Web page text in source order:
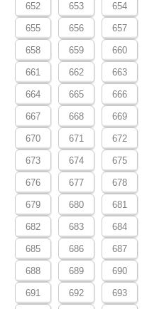
652 653 654
655 656 657
658 659 660
661 662 663
664 665 666
667 668 669
670 671 672
673 674 675
676 677 678
679 680 681
682 683 684
685 686 687
688 689 690
691 692 693